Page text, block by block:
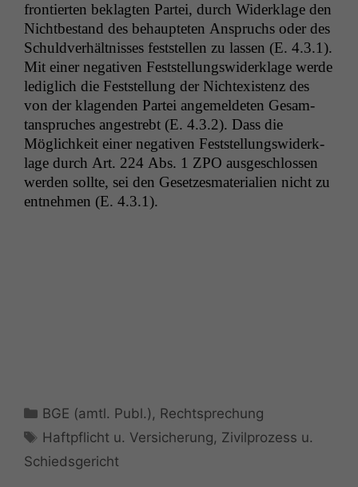
fron­tierten beklagten Partei, durch Widerk­lage den
Nichtbe­stand des behaupteten Anspruchs oder des
Schuld­ver­hält­niss­es fest­stellen zu lassen (E. 4.3.1).
Mit ein­er neg­a­tiv­en Fest­stel­lungswiderk­lage werde
lediglich die Fest­stel­lung der Nich­tex­is­tenz des
von der kla­gen­den Partei angemelde­ten Gesam­
tanspruch­es angestrebt (E. 4.3.2). Dass die
Möglichkeit ein­er neg­a­tiv­en Fest­stel­lungswiderk­
lage durch Art. 224 Abs. 1 ZPO aus­geschlossen
wer­den sollte, sei den Geset­zes­ma­te­ri­alien nicht zu
ent­nehmen (E. 4.3.1).
Kategorien
BGE (amtl. Publ.) , Rechtsprechung
Schlagwörter
Haftpflicht u. Versicherung, Zivilprozess u.
Schiedsgericht